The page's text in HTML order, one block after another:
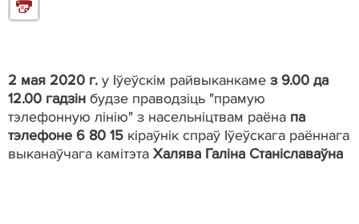
2 мая 2020 г. у Іўеўскім райвыканкаме з 9.00 да
12.00 гадзін будзе праводзіць "прамую
тэлефонную лінію" з насельніцтвам раёна па
тэлефоне 6 80 15 кіраўнік спраў Іўеўскага раённага
выканаўчага камітэта Халява Галіна Станіславаўна